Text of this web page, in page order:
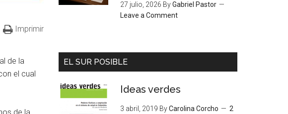
Imprimir
de la
el cual
27 julio, 2026 ByGabriel Pastor
Leave a Comment
EL SUR POSIBLE
Ideas verdes
3 abril, 2019 ByCarolina Corcho
2